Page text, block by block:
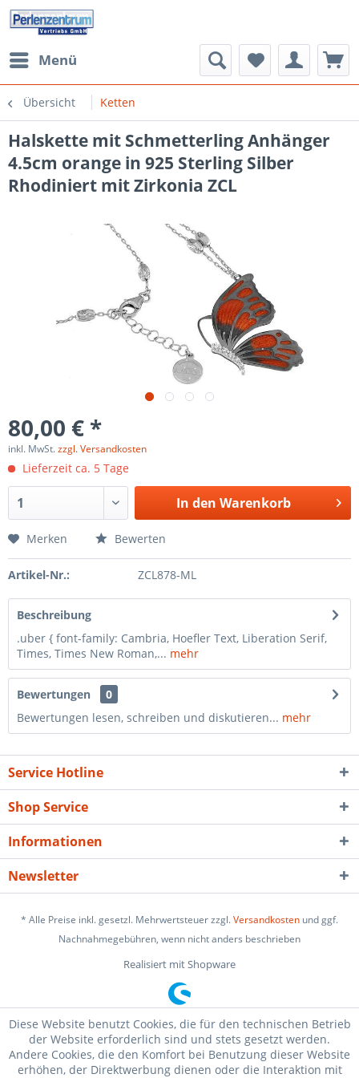
Menü
Übersicht Ketten
Halskette mit Schmetterling Anhänger
4.5cm orange in 925 Sterling Silber
Rhodiniert mit Zirkonia ZCL
80,00 € *
inkl. MwSt.zzgl. Versandkosten
Lieferzeit ca. 5 Tage
In den Warenkorb
Merken Bewerten
Artikel-Nr.: ZCL878-ML
Beschreibung
.uber { font-family: Cambria, Hoefler Text, Liberation Serif,
Times, Times New Roman,... mehr
Bewertungen
0
Bewertungen lesen, schreiben und diskutieren... mehr
Service Hotline
Shop Service
Informationen
Newsletter
* Alle Preise inkl. gesetzl. Mehrwertsteuer zzgl.Versandkosten und ggf.
Nachnahmegebühren, wenn nicht anders beschrieben
Realisiert mit Shopware
Diese Website benutzt Cookies, die für den technischen Betrieb
der Website erforderlich sind und stets gesetzt werden.
Andere Cookies, die den Komfort bei Benutzung dieser Website
erhöhen, der Direktwerbung dienen oder die Interaktion mit